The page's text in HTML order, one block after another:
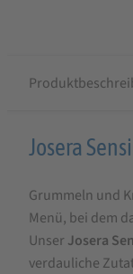
Josera
SensiCat
Josera
Grummeln und
Menü, bei dem
Unser Josera
verdauliche